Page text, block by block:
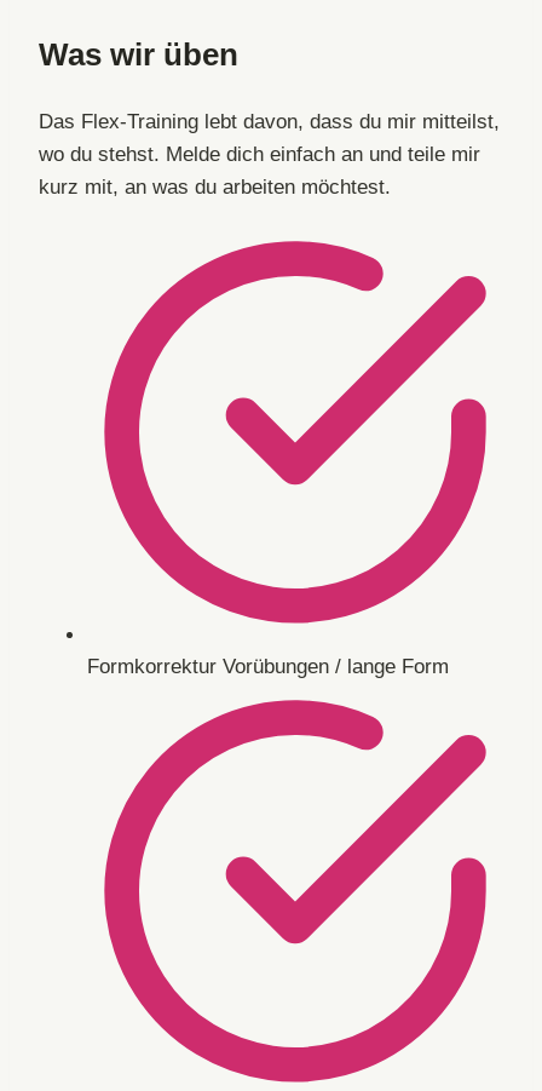
Was wir üben
Das Flex-Training lebt davon, dass du mir mitteilst,
wo du stehst. Melde dich einfach an und teile mir
kurz mit, an was du arbeiten möchtest.
Formkorrektur Vorübungen / lange Form